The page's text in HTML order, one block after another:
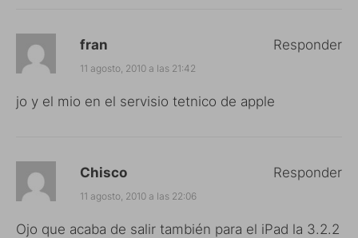
fran
11 agosto, 2010 a las 21:42
jo y el mio en el servisio tetnico de apple
Responder
Chisco
11 agosto, 2010 a las 22:06
Ojo que acaba de salir también para el iPad la 3.2.2
Responder